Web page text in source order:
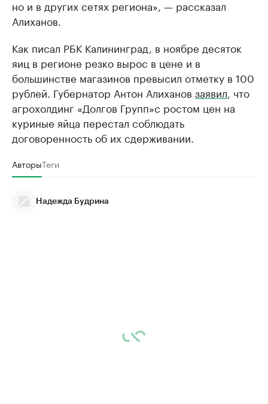
но и в других сетях региона», — рассказал
Алиханов.
Как писал РБК Калининград, в ноябре десяток
яиц в регионе резко вырос в цене и в
большинстве магазинов превысил отметку в 100
рублей. Губернатор Антон Алиханов заявил , что
агрохолдинг «Долгов Групп»с ростом цен на
куриные яйца перестал соблюдать
договоренность об их сдерживании.
АвторыТеги
Надежда Будрина